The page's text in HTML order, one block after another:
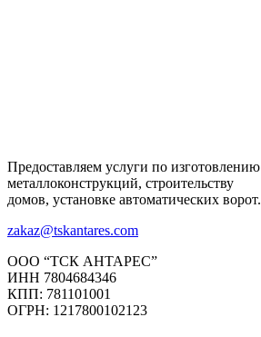
Предоставляем услуги по изготовлению
металлоконструкций, строительству
домов, установке автоматических ворот.
zakaz@tskantares.com
ООО “ТСК АНТАРЕС”
ИНН 7804684346
КПП: 781101001
ОГРН: 1217800102123